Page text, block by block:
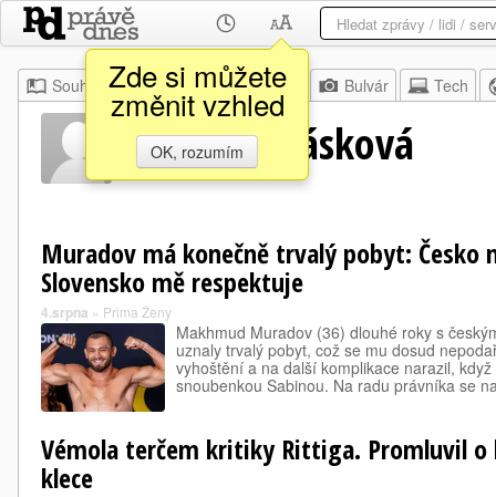
Zde si můžete
změnit vzhled
OK, rozumím
Souhrn Moje Z domova Bulvár Tech
Sabina Karásková
Muradov má konečně trvalý pobyt: Česko
Slovensko mě respektuje
4.srpna » Prima Ženy
Makhmud Muradov (36) dlouhé roky s
uznaly trvalý pobyt, což se mu dosud
vyhoštění a na další komplikace narazil,
snoubenkou Sabinou. Na radu právníka se
Vémola terčem kritiky Rittiga. Promluvil
klece